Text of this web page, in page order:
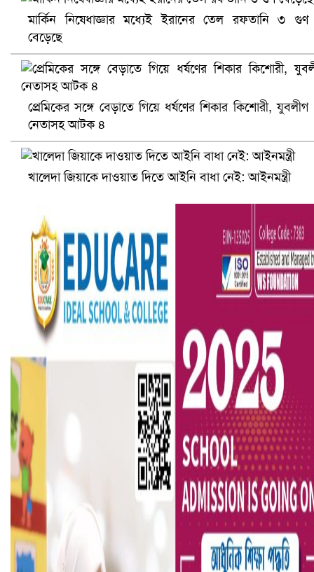
সৌদিতে ব্যাপক ধরপাকড়, এক সপ্তাহেই ২১ হাজারের বেশি
বৈষম্যবিরোধী ছাত্র আন্দোলনের সাধারণ সম্পাদকের পদত্যাগ
ভিউ বাড়াতে রাম দা হাতে ফেসবুকে ভিডিও পোস্ট শিক্ষকের
মার্কিন নিষেধাজ্ঞার মধ্যেই ইরানের তেল রফতানি ৩ গুণ
বেড়েছে
প্রেমিকের সঙ্গে বেড়াতে গিয়ে ধর্ষণের শিকার কিশোরী, যুবলীগ
নেতাসহ আটক ৪
খালেদা জিয়াকে দাওয়াত দিতে আইনি বাধা নেই: আইনমন্ত্রী